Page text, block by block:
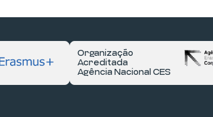
Organização
Acreditada
Agência Nacional CES